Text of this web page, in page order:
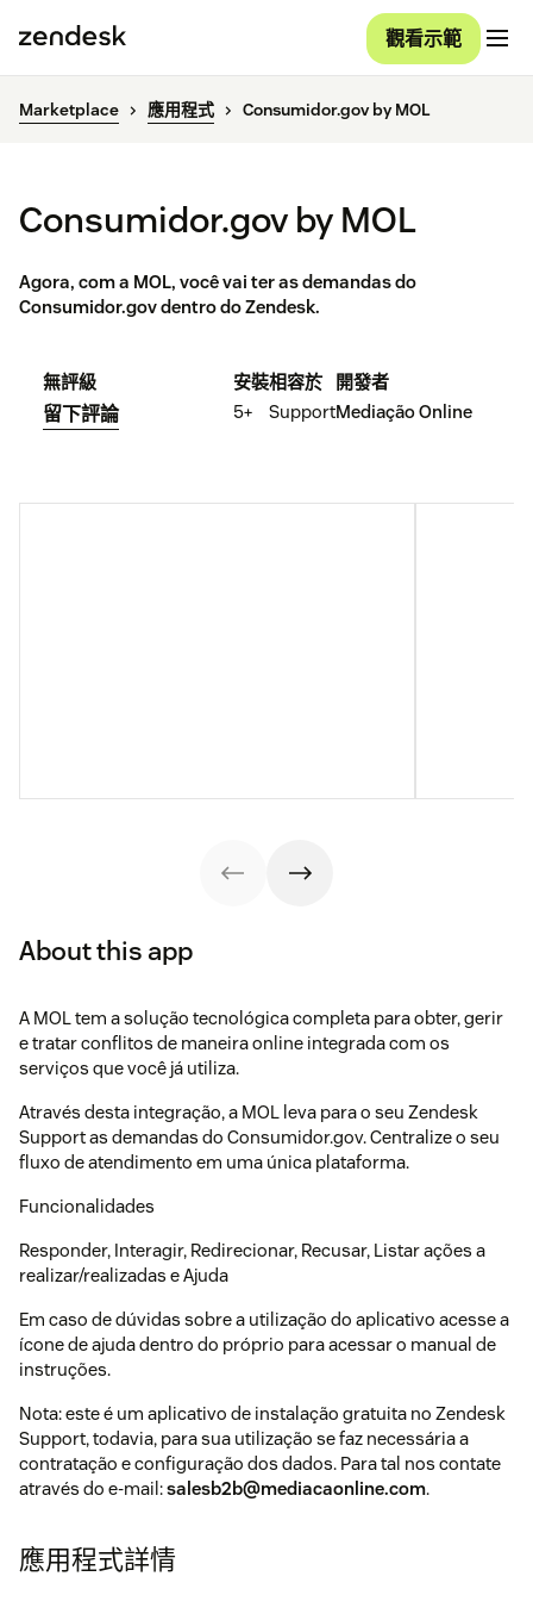
觀看示範
Marketplace 應用程式 Consumidor.gov by MOL
Consumidor.gov by MOL
Agora, com a MOL, você vai ter as demandas do
Consumidor.gov dentro do Zendesk.
無評級
留下評論
安裝
5+
相容於
Support
開發者
Mediação Online
About this app
A MOL tem a solução tecnológica completa para obter, gerir
e tratar conflitos de maneira online integrada com os
serviços que você já utiliza.
Através desta integração, a MOL leva para o seu Zendesk
Support as demandas do Consumidor.gov. Centralize o seu
fluxo de atendimento em uma única plataforma.
Funcionalidades
Responder, Interagir, Redirecionar, Recusar, Listar ações a
realizar/realizadas e Ajuda
Em caso de dúvidas sobre a utilização do aplicativo acesse a
ícone de ajuda dentro do próprio para acessar o manual de
instruções.
Nota: este é um aplicativo de instalação gratuita no Zendesk
Support, todavia, para sua utilização se faz necessária a
contratação e configuração dos dados. Para tal nos contate
através do e-mail:salesb2b@mediacaonline.com.
應用程式詳情